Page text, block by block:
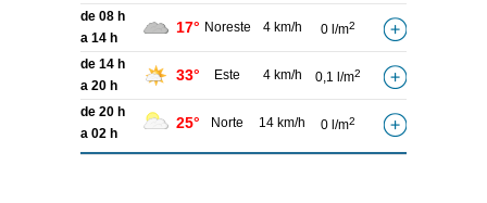
de 08 h
a 14 h
17° Noreste 4 km/h 0 l/m2
de 14 h
a 20 h
33° Este 4 km/h 0,1 l/m2
de 20 h
a 02 h
25° Norte 14 km/h 0 l/m2